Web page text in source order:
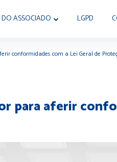
ASSOCIADO LGPD
conformidades com a Lei Geral de
para aferir